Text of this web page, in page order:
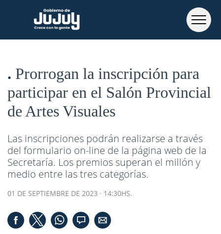
Prorrogan la inscripción para
participar en el Salón Provincial
de Artes Visuales
Las inscripciones podrán realizarse a través
del formulario on-line de la página web de la
Secretaría. Los premios superan el millón y
medio entre las tres categorías.
01 DE SEPTIEMBRE DE 2023 · 14:30HS.